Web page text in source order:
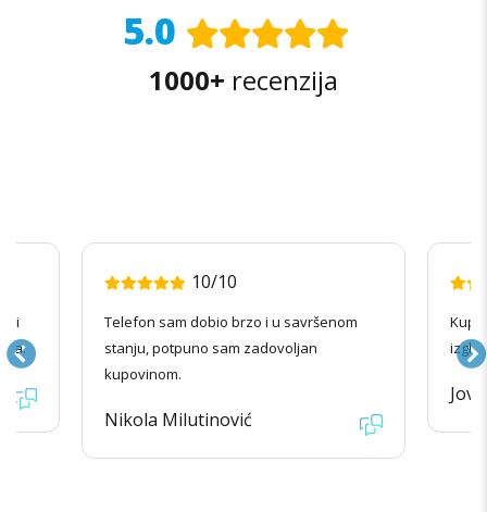
5.0
1000+ recenzija
10/10
Telefon sam dobio brzo i u savršenom
stanju, potpuno sam zadovoljan
kupovinom.
Nikola Milutinović